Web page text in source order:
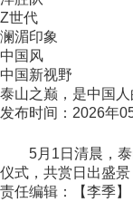
Z世代
澜湄印象
中国风
中国新视野
泰山之巅，是中国人
发布时间：2026年
5月1日清晨，泰山
仪式，共赏日出盛景
责任编辑：【李季】